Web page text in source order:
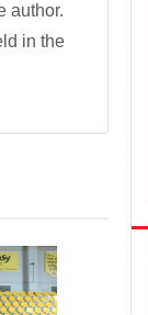
author.
in the